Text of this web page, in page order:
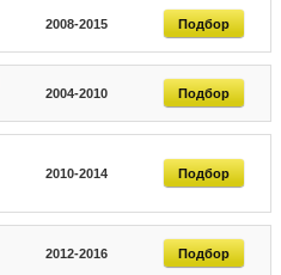
2008-2015 Подбор
2004-2010 Подбор
2010-2014 Подбор
2012-2016 Подбор